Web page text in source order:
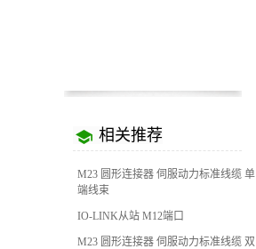
相关推荐
M23 圆形连接器 伺服动力标准线缆 单
端线束
IO-LINK从站 M12端口
M23 圆形连接器 伺服动力标准线缆 双